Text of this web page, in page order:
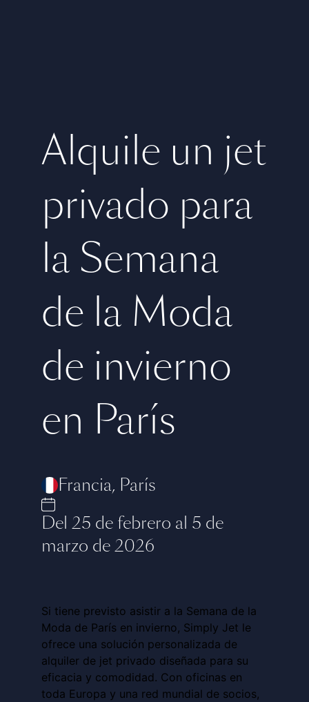
Alquile un jet
privado para
la Semana
de la Moda
de invierno
en París
Francia, París
Del 25 de febrero al 5 de
marzo de 2026
Si tiene previsto asistir a la Semana de la
Moda de París en invierno, Simply Jet le
ofrece una solución personalizada de
alquiler de jet privado diseñada para su
eficacia y comodidad. Con oficinas en
toda Europa y una red mundial de socios,